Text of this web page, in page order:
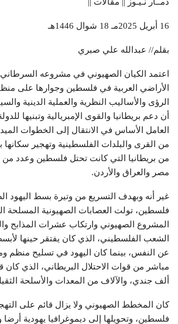
16 أبريل 2025مـ 18 شوال 1446هـ
بقلم// عبدالله علي صبري
اعتمد الكيان الصهيوني في مشروعه
الأراضي العربية في فلسطين وجوارها على
الرؤى والأساليب النظرية والعملية الدينية
أن دعم بريطانيا والقوى الإمبريالية وتبنيها
العامل الأساس في الانتقال إلى الخطوات
من القرى والبلدات الفلسطينية وتهجير سكانها
من بريطانيا التي كانت تحتل فلسطين وعدد من
مصر والعراق والأردن.
غير أنه وبهدف التسريع من وتيرة بسط اليهود
فلسطين، تولت العصابات الصهيونية المسلحة
المشروع الصهيوني وارتكاب عشرات المذابح
الشعب الفلسطيني، الذي كان يفتقر حينها
عن النفس، بينما كان اليهود في تسليح منظم
مباشر من قوات الاحتلال البريطاني، الذي كان
ألف جندي، والآلاف من المعدات والأسلحة
كان المخطط الصهيوني ولا يزال قائم على
فلسطين، وتحويلها إلى ديموغرافيا يهودية